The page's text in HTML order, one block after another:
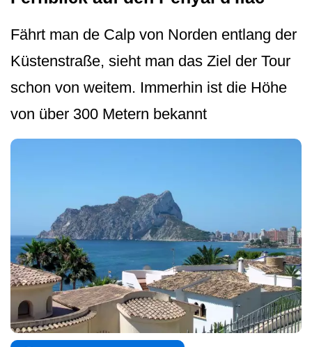
Fährt man de Calp von Norden entlang der
Küstenstraße, sieht man das Ziel der Tour
schon von weitem. Immerhin ist die Höhe
von über 300 Metern bekannt